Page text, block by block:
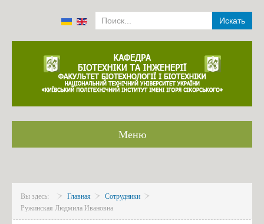
Искать
Меню
Сотрудники
История
Международное партнерство
Вы здесь: Главная
Сотрудники
Ружинская Людмила Ивановна